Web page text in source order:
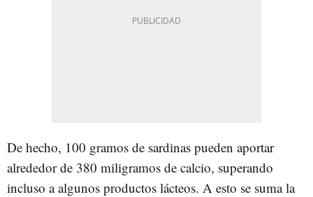
De hecho, 100 gramos de sardinas pueden aportar
alrededor de 380 miligramos de calcio, superando
incluso a algunos productos lácteos. A esto se suma la